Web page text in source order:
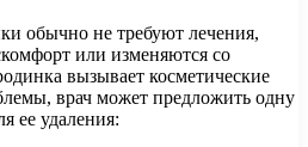
обычно не требуют лечения,
или изменяются со
вызывает косметические
врач может предложить одну
ее удаления: